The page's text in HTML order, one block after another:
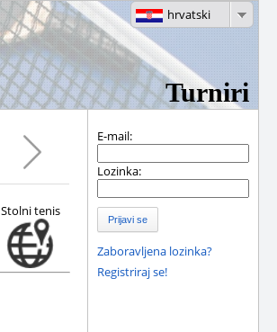
Turniri
hrvatski
Stolni tenis
E-mail:
Lozinka:
Prijavi se
Zaboravljena lozinka?
Registriraj se!